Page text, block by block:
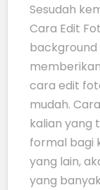
Sesudah
Cara Edit
background
cara edit
mudah.
kalian yang
formal bagi
yang lain,
yang